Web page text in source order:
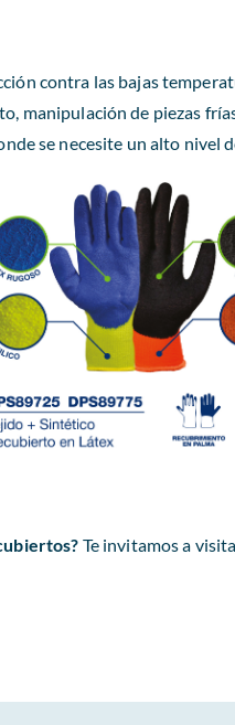
contra las bajas
manipulación de piezas
se necesite un alto nivel
Te invitamos a